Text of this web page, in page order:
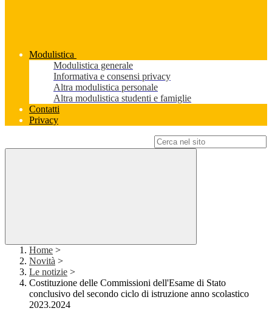
Modulistica
Modulistica generale
Informativa e consensi privacy
Altra modulistica personale
Altra modulistica studenti e famiglie
Contatti
Privacy
Home >
Novità >
Le notizie >
Costituzione delle Commissioni dell'Esame di Stato
conclusivo del secondo ciclo di istruzione anno scolastico
2023.2024